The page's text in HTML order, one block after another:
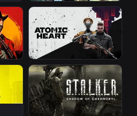
GTA San Andreas
Atomic Heart